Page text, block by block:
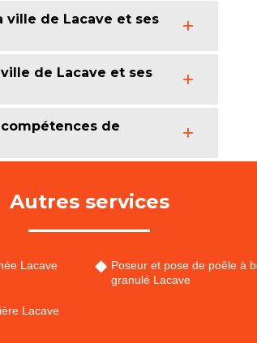
de Lacave et ses
de Lacave et ses
de
Autres services
Lacave
Lacave
Poseur et pose de poêle à
granulé Lacave